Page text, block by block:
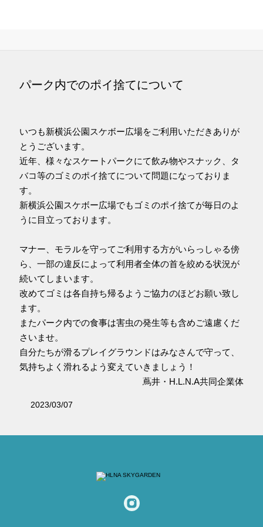
パーク内でのポイ捨てについて
いつも新横浜公園スケボー広場をご利用いただきありが
とうございます。
近年、様々なスケートパークにて飲み物やスナック、タ
バコ等のゴミのポイ捨てについて問題になっておりま
す。
新横浜公園スケボー広場でもゴミのポイ捨てが毎日のよ
うに目立っております。
マナー、モラルを守ってご利用する方がいらっしゃる傍
ら、一部の違反によって利用者全体の首を絞める状況が
続いてしまいます。
改めてゴミは各自持ち帰るようご協力のほどお願い致し
ます。
またパーク内での食事は害虫の発生等も含めご遠慮くだ
さいませ。
自分たちが滑るプレイグラウンドはみなさんで守って、
気持ちよく滑れるよう変えていきましょう！
蔦井・H.L.N.A共同企業体
2023/03/07